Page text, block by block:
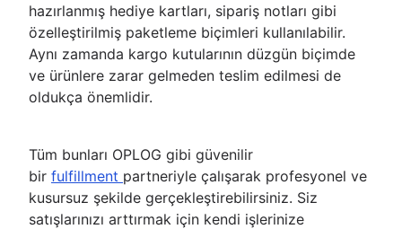
hazırlanmış hediye kartları, sipariş notları gibi
özelleştirilmiş paketleme biçimleri kullanılabilir.
Aynı zamanda kargo kutularının düzgün biçimde
ve ürünlere zarar gelmeden teslim edilmesi de
oldukça önemlidir.
Tüm bunları OPLOG gibi güvenilir
bir fulfillment partneriyle çalışarak profesyonel ve
kusursuz şekilde gerçekleştirebilirsiniz. Siz
satışlarınızı arttırmak için kendi işlerinize